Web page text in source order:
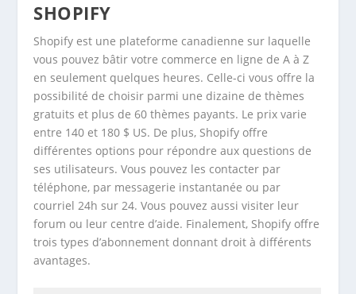
SHOPIFY
Shopify est une plateforme canadienne sur laquelle
vous pouvez bâtir votre commerce en ligne de A à Z
en seulement quelques heures. Celle-ci vous offre la
possibilité de choisir parmi une dizaine de thèmes
gratuits et plus de 60 thèmes payants. Le prix varie
entre 140 et 180 $ US. De plus, Shopify offre
différentes options pour répondre aux questions de
ses utilisateurs. Vous pouvez les contacter par
téléphone, par messagerie instantanée ou par
courriel 24h sur 24. Vous pouvez aussi visiter leur
forum ou leur centre d’aide. Finalement, Shopify offre
trois types d’abonnement donnant droit à différents
avantages.